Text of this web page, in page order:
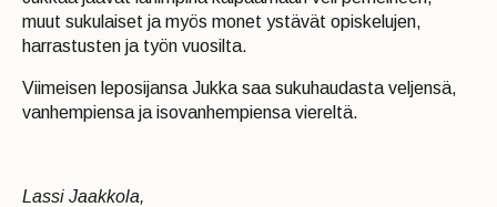
muut sukulaiset ja myös monet ystävät opiskelujen,
harrastusten ja työn vuosilta.
Viimeisen leposijansa Jukka saa sukuhaudasta veljensä,
vanhempiensa ja isovanhempiensa viereltä.
Lassi Jaakkola,